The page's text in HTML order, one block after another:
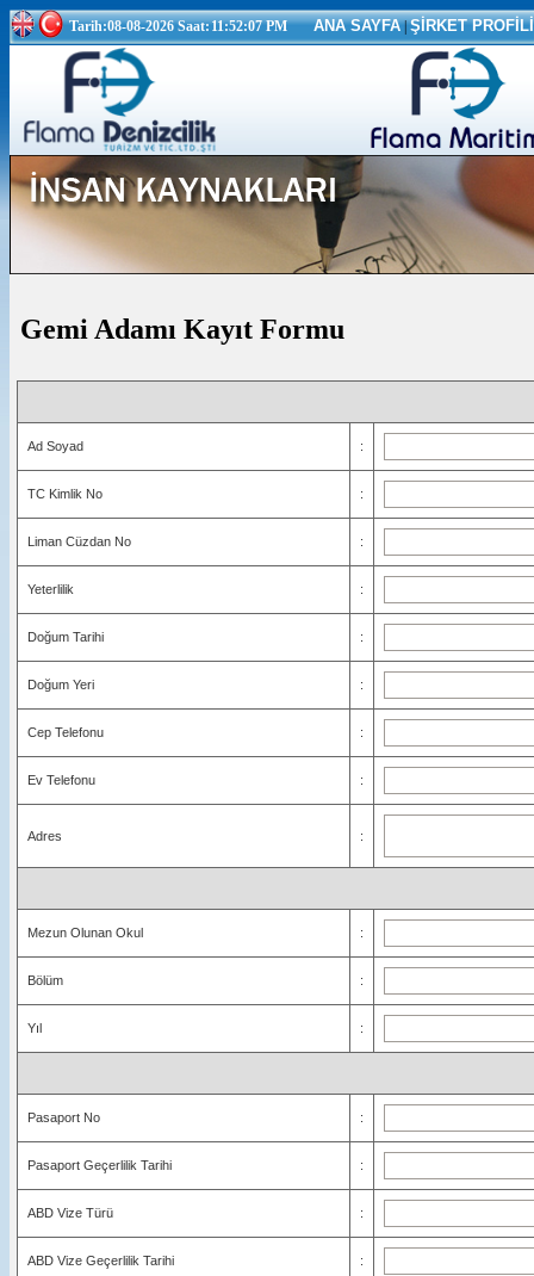
ANA SAYFA|ŞİRKET PROFİLİ
Tarih:08-08-2026 Saat:11:52:08 PM
Gemi Adamı Kayıt Formu
Ad Soyad :
TC Kimlik No :
Liman Cüzdan No :
Yeterlilik :
Doğum Tarihi :
Doğum Yeri :
Cep Telefonu :
Ev Telefonu :
Adres :
Mezun Olunan Okul :
Bölüm :
Yıl :
Pasaport No :
Pasaport Geçerlilik Tarihi :
ABD Vize Türü :
ABD Vize Geçerlilik Tarihi :